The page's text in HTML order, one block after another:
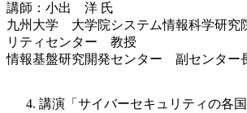
講師：小出 洋 氏
九州大学 大学院システム情報科学研究
リティセンター 教授
情報基盤研究開発センター 副センター
講演「サイバーセキュリティの各